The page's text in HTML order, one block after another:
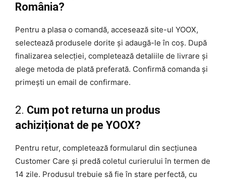
România?
Pentru a plasa o comandă, accesează site-ul YOOX,
selectează produsele dorite și adaugă-le în coș. După
finalizarea selecției, completează detaliile de livrare și
alege metoda de plată preferată. Confirmă comanda și
primești un email de confirmare.
2. Cum pot returna un produs
achiziționat de pe YOOX?
Pentru retur, completează formularul din secțiunea
Customer Care și predă coletul curierului în termen de
14 zile. Produsul trebuie să fie în stare perfectă, cu